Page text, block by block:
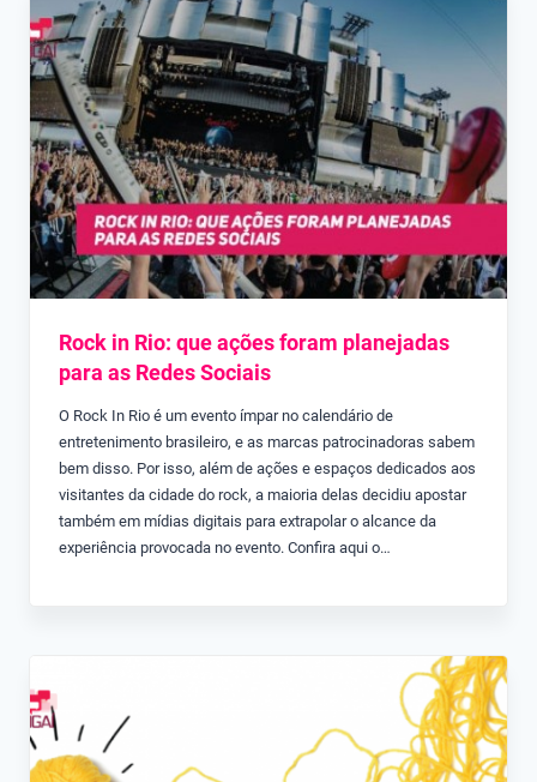
Rock in Rio: que ações foram planejadas
para as Redes Sociais
O Rock In Rio é um evento ímpar no calendário de
entretenimento brasileiro, e as marcas patrocinadoras sabem
bem disso. Por isso, além de ações e espaços dedicados aos
visitantes da cidade do rock, a maioria delas decidiu apostar
também em mídias digitais para extrapolar o alcance da
experiência provocada no evento. Confira aqui o…